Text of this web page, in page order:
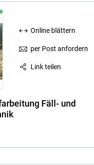
Online blättern
per Post anfordern
Link teilen
Fäll- und